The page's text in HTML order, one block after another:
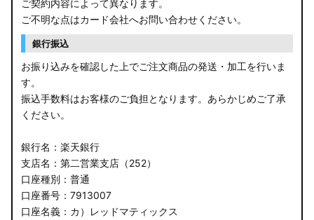
JF3/4 N-BOX カスタム
JH3/4 N-WGN
JH1/2 N-WGN
RT5/6 RW1/2 CR-V
RU3/4 ヴェゼル
JW5 S660
ご契約内容によって異なります。
ご不明な点はカード会社へお問い合わせください。
銀行振込
お振り込みを確認した上でご注文商品の発送・加工を行いま
す。
振込手数料はお客様のご負担となります。あらかじめご了承
ください。
銀行名：楽天銀行
支店名：第二営業支店（252）
口座種別：普通
口座番号：7913007
口座名義：カ）レッドマティックス